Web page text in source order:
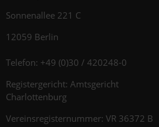
Sonnenallee 221 C
12059 Berlin
Telefon: +49 (0)30 / 420248-0
Registergericht: Amtsgericht
Charlottenburg
Vereinsregisternummer: VR 36372 B